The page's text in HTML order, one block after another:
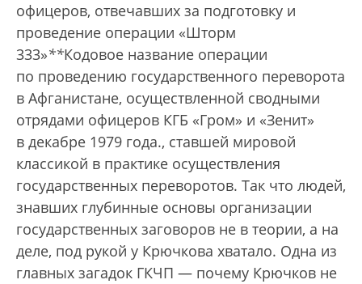
офицеров, отвечавших за подготовку и
проведение операции «Шторм
333»**Кодовое название операции
по проведению государственного переворота
в Афганистане, осуществленной сводными
отрядами офицеров КГБ «Гром» и «Зенит»
в декабре 1979 года., ставшей мировой
классикой в практике осуществления
государственных переворотов. Так что людей,
знавших глубинные основы организации
государственных заговоров не в теории, а на
деле, под рукой у Крючкова хватало. Одна из
главных загадок ГКЧП — почему Крючков не